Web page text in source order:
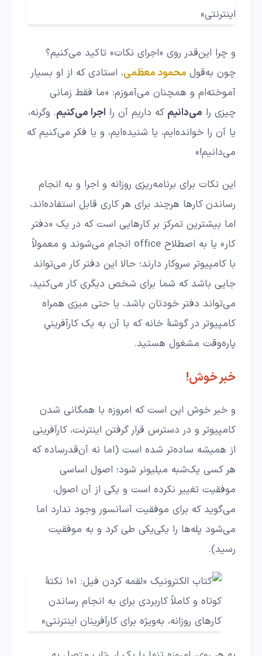
و چرا این‌قدر روی «اجرای نکات» تاکید می‌کنیم؟
چون به‌قول محمود معظمی، استادی که از او بسیار
آموخته‌ام و همچنان می‌آموزم: «ما فقط زمانی
چیزی را می‌دانیم که داریم آن را اجرا می‌کنیم. وگرنه،
یا آن را خوانده‌ایم، یا شنیده‌ایم، و یا فکر می‌کنیم که
می‌دانیم!»
این نکات برای برنامه‌ریزی روزانه و اجرا و به انجام
رساندن کارها هرچند برای هر کاری قابل استفاده‌اند،
اما بیشترین تمرکز بر کارهایی است که در یک «دفتر
کار» یا به اصطلاح office انجام می‌شوند و معمولاً
با کامپیوتر سروکار دارند؛‌ حالا این دفتر کار می‌تواند
جایی باشد که شما برای شخص دیگری کار می‌کنید،
می‌تواند دفتر خودتان باشد، یا حتی میزی همراه
کامپیوتر در گوشۀ خانه که با آن به یک کارآفرینیِ
پاره‌وقت مشغول هستید.
خبر خوش!
و خبر خوش این است که امروزه با همگانی شدن
کامپیوتر و در دسترس قرار گرفتن اینترنت، کارآفرینی
از همیشه ساده‌تر شده است (اما نه آن‌قدرساده که
هر کسی یک‌شبه میلیونر شود؛ اصول اساسی
موفقیت تغییر نکرده است و یکی از آن اصول،‌
می‌گوید که برای موفقیت آسانسور وجود ندارد اما
می‌شود پله‌ها را یکی‌یکی طی کرد و به موفقیت
رسید).